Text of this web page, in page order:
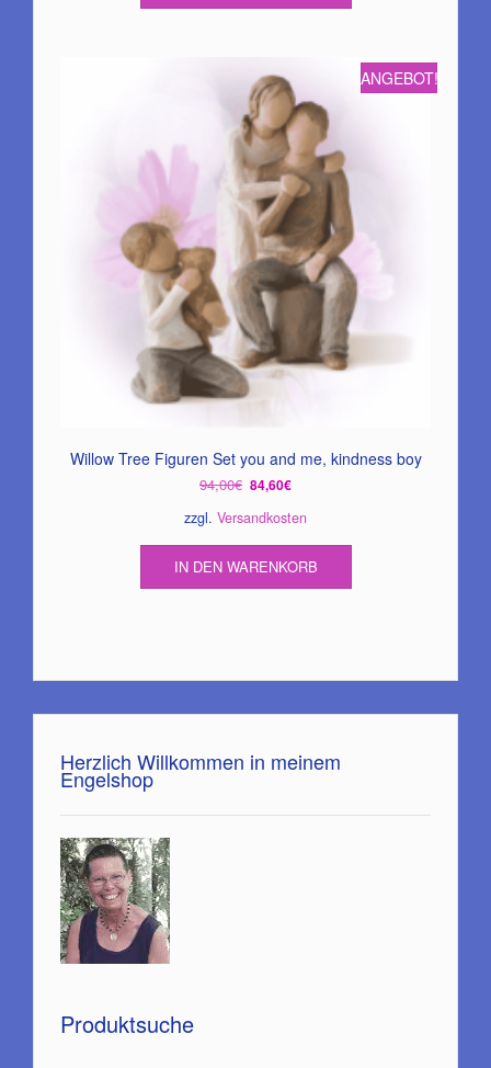
ANGEBOT!
Willow Tree Figuren Set you and me, kindness boy
94,00€ Ursprünglicher
war:
94,00€
84,60€Aktueller
ist:
84,60€.
zzgl. Versandkosten
IN DEN WARENKORB
Herzlich Willkommen in meinem
Engelshop
Produktsuche